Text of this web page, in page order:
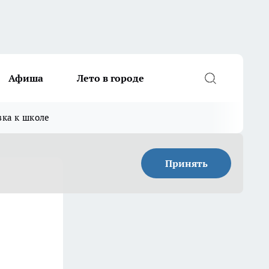
Афиша Лето в городе
к школе
Принять